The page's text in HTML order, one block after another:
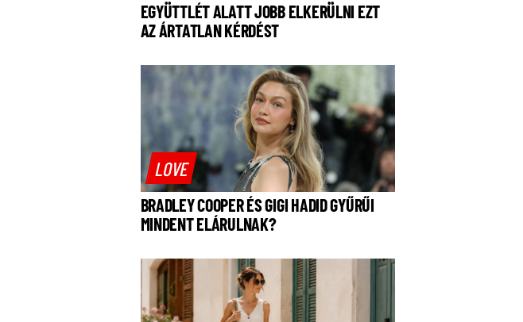
EGYÜTTLÉT ALATT JOBB ELKERÜLNI EZT
AZ ÁRTATLAN KÉRDÉST
LOVE
BRADLEY COOPER ÉS GIGI HADID GYŰRŰI
MINDENT ELÁRULNAK?